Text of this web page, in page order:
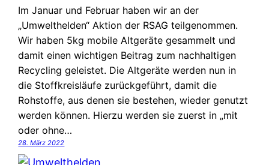
Im Januar und Februar haben wir an der
„Umwelthelden“ Aktion der RSAG teilgenommen.
Wir haben 5kg mobile Altgeräte gesammelt und
damit einen wichtigen Beitrag zum nachhaltigen
Recycling geleistet. Die Altgeräte werden nun in
die Stoffkreisläufe zurückgeführt, damit die
Rohstoffe, aus denen sie bestehen, wieder genutzt
werden können. Hierzu werden sie zuerst in „mit
oder ohne…
28. März 2022